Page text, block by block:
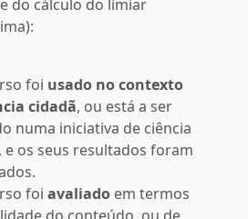
do cálculo do limiar
foi usado no contexto
cidadã, ou está a ser
numa iniciativa de ciência
e os seus resultados foram
foi avaliado em termos